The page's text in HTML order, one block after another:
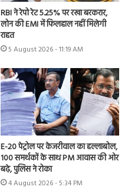
RBI ने रेपो रेट 5.25% पर रखा बरकरार,
लोन की EMI में फिलहाल नहीं मिलेगी
राहत
5 August 2026 - 11:19 AM
E-20 पेट्रोल पर केजरीवाल का हल्लाबोल,
100 समर्थकों के साथ PM आवास की ओर
बढ़े, पुलिस ने रोका
4 August 2026 - 5:34 PM